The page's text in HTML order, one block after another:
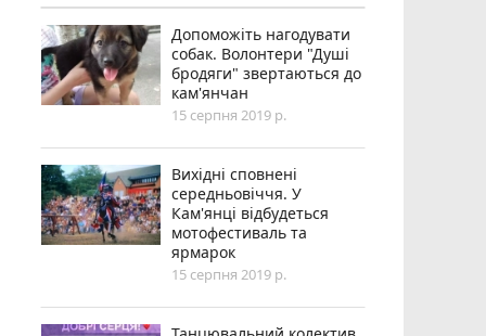
Допоможіть нагодувати
собак. Волонтери "Душі
бродяги" звертаються до
кам'янчан
15 серпня 2019 р.
Вихідні сповнені
середньовіччя. У
Кам'янці відбудеться
мотофестиваль та
ярмарок
15 серпня 2019 р.